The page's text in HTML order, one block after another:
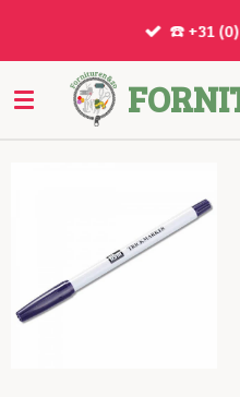
de
hoofdinhoud
☎️ +31